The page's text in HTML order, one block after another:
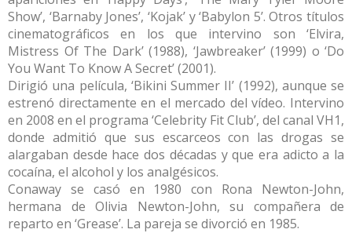
Show’, ‘Barnaby Jones’, ‘Kojak’ y ‘Babylon 5’. Otros títulos
cinematográficos en los que intervino son ‘Elvira,
Mistress Of The Dark’ (1988), ‘Jawbreaker’ (1999) o ‘Do
You Want To Know A Secret’ (2001).
Dirigió una película, ‘Bikini Summer II’ (1992), aunque se
estrenó directamente en el mercado del vídeo. Intervino
en 2008 en el programa ‘Celebrity Fit Club’, del canal VH1,
donde admitió que sus escarceos con las drogas se
alargaban desde hace dos décadas y que era adicto a la
cocaína, el alcohol y los analgésicos.
Conaway se casó en 1980 con Rona Newton-John,
hermana de Olivia Newton-John, su compañera de
reparto en ‘Grease’. La pareja se divorció en 1985.